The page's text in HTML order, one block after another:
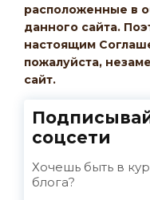
расположенные в
данного сайта.
настоящим
пожалуйста,
сайт.
соцсети
Хочешь быть в
блога?